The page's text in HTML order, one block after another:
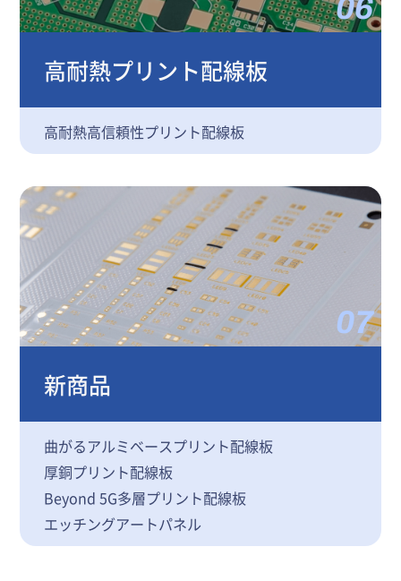
06
高耐熱プリント配線板
高耐熱高信頼性プリント配線板
07
新商品
曲がるアルミベースプリント配線板
厚銅プリント配線板
Beyond 5G多層プリント配線板
エッチングアートパネル